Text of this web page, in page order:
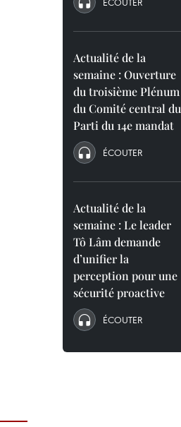
Actualité de la
semaine : Ouverture
du troisième Plénum
du Comité central du
Parti du 14e mandat
ÉCOUTER
Actualité de la
semaine : Le leader
Tô Lâm demande
d’unifier la
perception pour une
sécurité proactive
ÉCOUTER